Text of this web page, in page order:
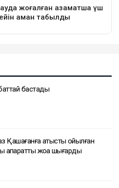
бастады
Қашағанға қатысты қойылған
ақпаратты жоққа шығарды